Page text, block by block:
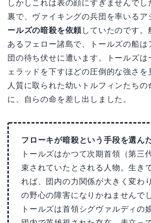
しかしこれは表の顔にすぎませんでし
裏で、ヴァイキングの兵団を率いるア
ールズの暗殺を依頼していたのです。
あるフェロー諸島で、トールズの船は
団の待ち伏せに遭います。トールズは
ェラッドを下すほどの圧倒的な強さを
人質に取られた幼いトルフィンたちの
に、自らの命を差し出しました。
フローキが暗殺という手段を選ん
トールズはかつて次期首領（第三
束されていたとされる人物。生き
れば、団内の力関係が大きく変わ
の野心の障害になりかねませんで
トールズは首領シグヴァルディの